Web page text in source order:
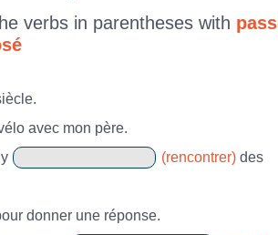
verbs in parentheses with
avec mon père.
(rencontrer)des
donner une réponse.